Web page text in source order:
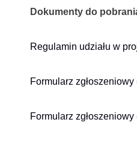
Dokumenty do
Regulamin udziału w
Formularz
Formularz